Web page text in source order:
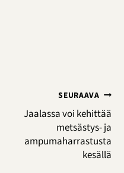
SEURAAVA
Jaalassa voi kehittää
metsästys- ja
ampumaharrastusta
kesällä